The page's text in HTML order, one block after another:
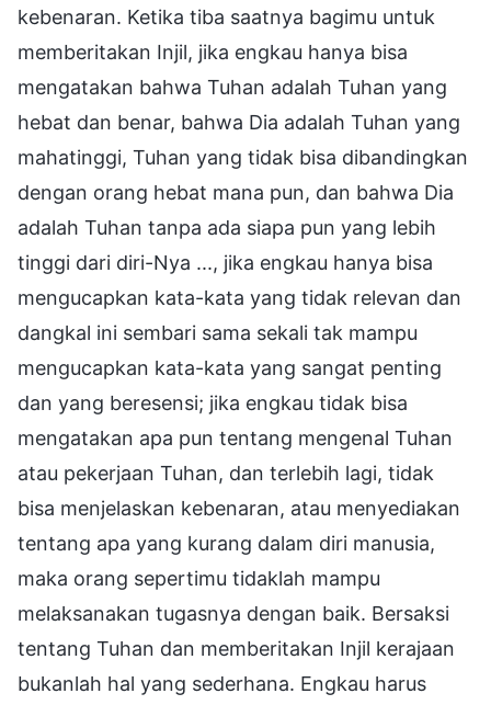
kebenaran. Ketika tiba saatnya bagimu untuk
memberitakan Injil, jika engkau hanya bisa
mengatakan bahwa Tuhan adalah Tuhan yang
hebat dan benar, bahwa Dia adalah Tuhan yang
mahatinggi, Tuhan yang tidak bisa dibandingkan
dengan orang hebat mana pun, dan bahwa Dia
adalah Tuhan tanpa ada siapa pun yang lebih
tinggi dari diri-Nya ..., jika engkau hanya bisa
mengucapkan kata-kata yang tidak relevan dan
dangkal ini sembari sama sekali tak mampu
mengucapkan kata-kata yang sangat penting
dan yang beresensi; jika engkau tidak bisa
mengatakan apa pun tentang mengenal Tuhan
atau pekerjaan Tuhan, dan terlebih lagi, tidak
bisa menjelaskan kebenaran, atau menyediakan
tentang apa yang kurang dalam diri manusia,
maka orang sepertimu tidaklah mampu
melaksanakan tugasnya dengan baik. Bersaksi
tentang Tuhan dan memberitakan Injil kerajaan
bukanlah hal yang sederhana. Engkau harus